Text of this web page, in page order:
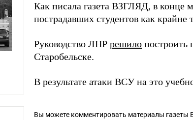
Как писала газета ВЗГЛЯД, в конце
пострадавших студентов как крайне
Руководство ЛНР решило построить
Старобельске.
В результате атаки ВСУ на это
Вы можете комментировать материалы газеты